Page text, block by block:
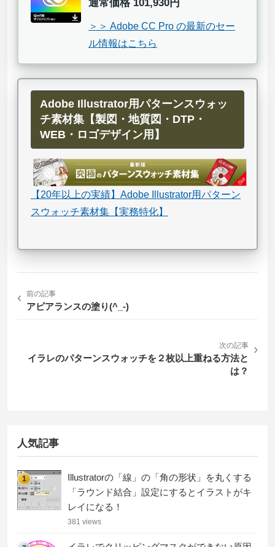
＞＞ Adobe CC Pro の最新のセー
ル情報はこちら
Adobe Illustrator用パターンスウォッ
チ素材集【製図・地質図・DTP・
WEB・ロゴデザイン用】
【20年以上の実績】Adobe Illustrator用パターン
スウォッチ素材集【実務特化】
‹ 前の記事
アピアランスの塗り(^_-)
次の記事
イラレのパターンスウォッチを２枚以上重ねる方法と
は？
›
人気記事
1
Illustratorの「線」の「角の形状」を丸くする
「ラウンド結合」設定にするとイラストがキ
レイになる！
381 views